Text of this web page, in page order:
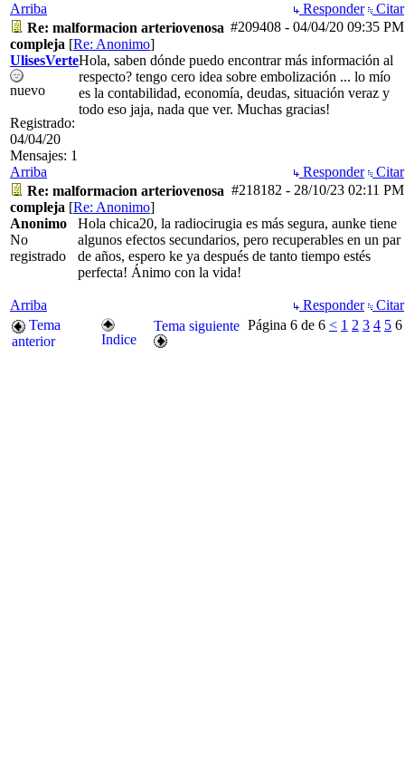
Arriba Responder
Citar
#209408 - 04/04/20 09:35 PM
Re: malformacion arteriovenosa
compleja [Re: Anonimo]
UlisesVerte
nuevo
Registrado:
04/04/20
Mensajes: 1
Hola, saben dónde puedo encontrar más información al
respecto? tengo cero idea sobre embolización ... lo mío
es la contabilidad, economía, deudas, situación veraz y
todo eso jaja, nada que ver. Muchas gracias!
Arriba Responder
Citar
#218182 - 28/10/23 02:11 PM
Re: malformacion arteriovenosa
compleja [Re: Anonimo]
Anonimo
No
registrado
Hola chica20, la radiocirugia es más segura, aunke tiene
algunos efectos secundarios, pero recuperables en un par
de años, espero ke ya después de tanto tiempo estés
perfecta! Ánimo con la vida!
Arriba Responder
Citar
Página 6 de 6 < 1 2 3 4 5 6
Tema
anterior
Indice
Tema siguiente